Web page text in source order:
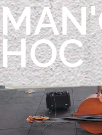
Aller au contenu principal
HOC